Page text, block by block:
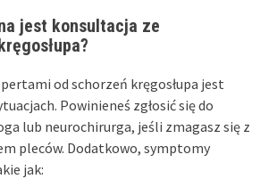
jest konsultacja ze
od schorzeń kręgosłupa jest
Powinieneś zgłosić się do
lub neurochirurga, jeśli zmagasz się z
pleców. Dodatkowo, symptomy
jak: